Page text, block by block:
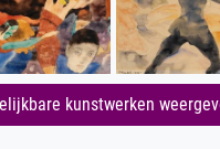
kunstwerken